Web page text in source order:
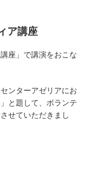
ア講座
座」で講演をおこな
ンターアゼリアにお
と題して、ボランテ
せていただきまし